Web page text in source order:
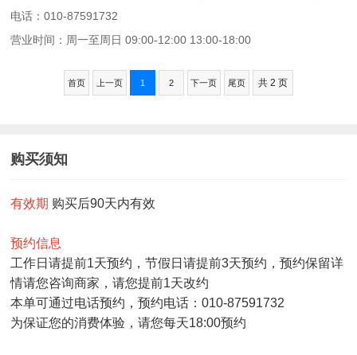
电话：010-87591732
营业时间：周一至周日 09:00-12:00 13:00-18:00
首页 上一页 1 2 下一页 尾页 共 2 页
购买须知
有效期 购买后90天内有效
预约信息
工作日请提前1天预约，节假日请提前3天预约，预约保留详
情请您咨询商家，请您提前1天改约
本单可通过电话预约，预约电话：010-87591732
为保证您的消费体验，请您每天18:00预约